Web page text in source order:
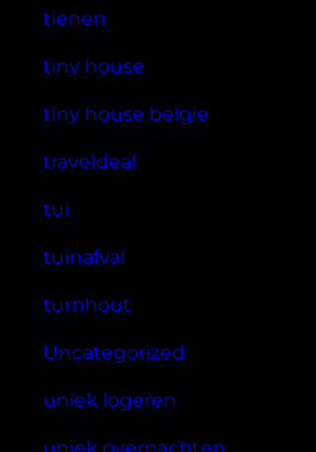
tienen
tiny house
tiny house belgie
traveldeal
tui
tuinafval
turnhout
Uncategorized
uniek logeren